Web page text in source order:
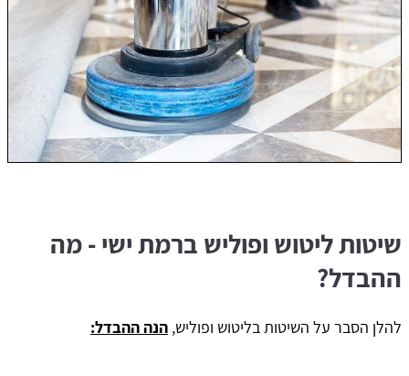
שיטות ליטוש ופוליש ברמת ישי - מה
ההבדל?
להלן הסבר על השיטות בליטוש ופוליש, הנה ההבדל: